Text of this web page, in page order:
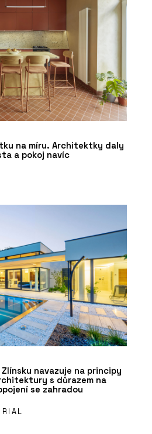
na míru. Architektky daly
a pokoj navíc
navazuje na principy
s důrazem na
se zahradou